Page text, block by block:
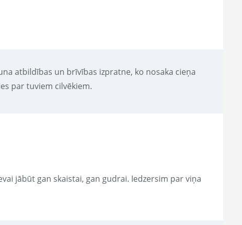
atbildības un brīvības izpratne, ko nosaka cieņa
par tuviem cilvēkiem.
jābūt gan skaistai, gan gudrai. Iedzersim par viņa